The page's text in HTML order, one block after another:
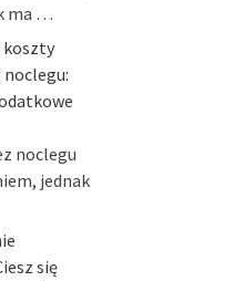
ma …
koszty
noclegu
jednak
się